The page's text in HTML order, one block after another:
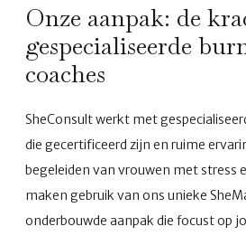
Onze aanpak: de
gespecialiseerde
coaches
SheConsult werkt met
die gecertificeerd zijn en ruime
begeleiden van vrouwen met stress
maken gebruik van ons unieke
onderbouwde aanpak die focust op